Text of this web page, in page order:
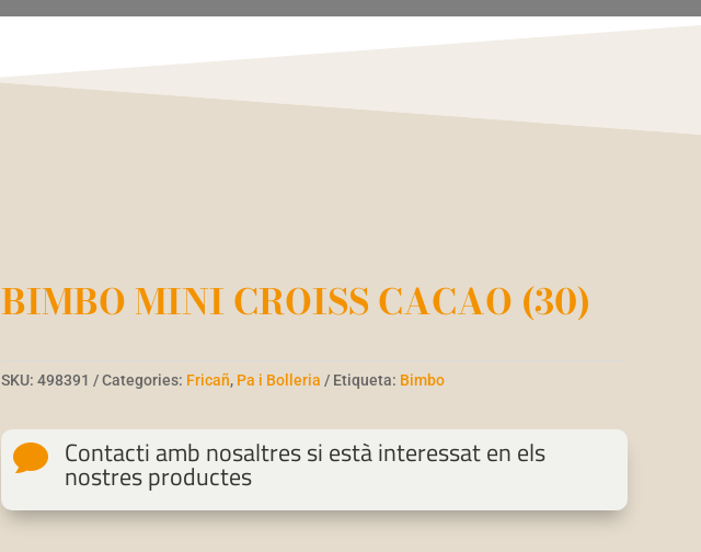
BIMBO MINI CROISS CACAO (30)
SKU:498391 Categories: Fricañ, Pa i Bolleria Etiqueta: Bimbo
 Contacti amb nosaltres si està interessat en els
nostres productes